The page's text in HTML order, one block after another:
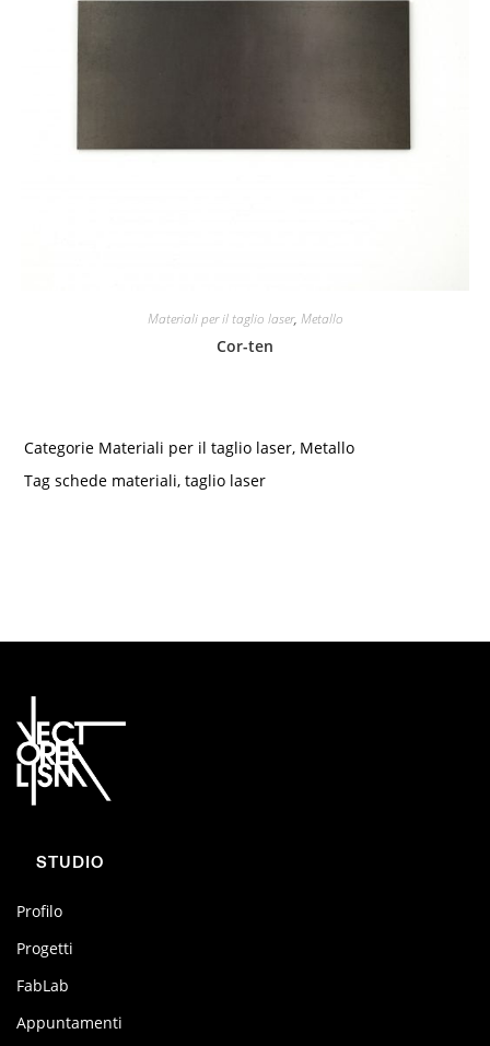
Materiali per il taglio laser, Metallo
Cor-ten
Categorie Materiali per il taglio laser, Metallo
Tag schede materiali,taglio laser
STUDIO
Profilo
Progetti
FabLab
Appuntamenti